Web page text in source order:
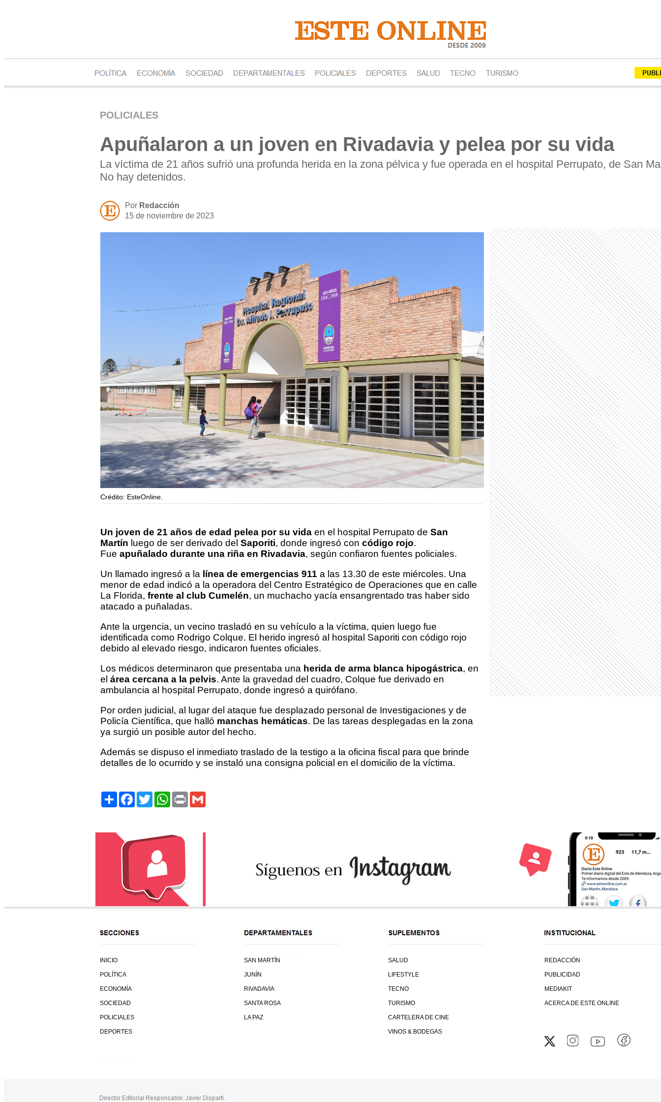
POLICIALES
Apuñalaron a un joven en Rivadavia y pelea por su vida
La víctima de 21 años sufrió una profunda herida en la zona pélvica y fue operada en el hospital Perrupato, de San
No hay detenidos.
Por Redacción
15 de noviembre de 2023
Crédito: EsteOnline.
Un joven de 21 años de edad pelea por su vida en el hospital Perrupato de San
Martín luego de ser derivado del Saporiti, donde ingresó con código rojo.
Fue apuñalado durante una riña en Rivadavia, según confiaron fuentes policiales.
Un llamado ingresó a la línea de emergencias 911 a las 13.30 de este miércoles. Una
menor de edad indicó a la operadora del Centro Estratégico de Operaciones que en calle
La Florida, frente al club Cumelén, un muchacho yacía ensangrentado tras haber sido
atacado a puñaladas.
Ante la urgencia, un vecino trasladó en su vehículo a la víctima, quien luego fue
identificada como Rodrigo Colque. El herido ingresó al hospital Saporiti con código rojo
debido al elevado riesgo, indicaron fuentes oficiales.
Los médicos determinaron que presentaba una herida de arma blanca hipogástrica, en
el área cercana a la pelvis. Ante la gravedad del cuadro, Colque fue derivado en
ambulancia al hospital Perrupato, donde ingresó a quirófano.
Por orden judicial, al lugar del ataque fue desplazado personal de Investigaciones y de
Policía Científica, que halló manchas hemáticas. De las tareas desplegadas en la zona
ya surgió un posible autor del hecho.
Además se dispuso el inmediato traslado de la testigo a la oficina fiscal para que brinde
detalles de lo ocurrido y se instaló una consigna policial en el domicilio de la víctima.
Share Facebook
TwitterWhatsApp
Print
INICIO SAN MARTÍN SALUD REDACCIÓN
POLÍTICA JUNÍN LIFESTYLE PUBLICIDAD
ECONOMÍA RIVADAVIA TECNO MEDIAKIT
SOCIEDAD SANTA ROSA TURISMO ACERCA DE ESTE ONLINE
POLICIALES LA PAZ CARTELERA DE CINE
DEPORTES VINOS & BODEGAS